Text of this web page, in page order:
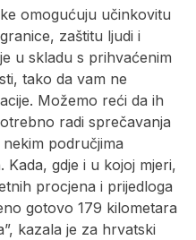
omogućuju učinkovitu
zaštitu ljudi i
u skladu s prihvaćenim
tako da vam ne
Možemo reći da ih
radi sprečavanja
područjima
Kada, gdje i u kojoj mjeri,
procjena i prijedloga
gotovo 179 kilometara
kazala je za hrvatski